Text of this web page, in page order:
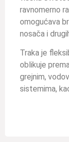
ravnomerno
omogućava
nosača i
Traka je
oblikuje
grejnim,
sistemima,